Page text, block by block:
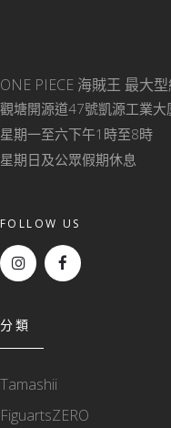
ONE PIECE 海賊王 最大
觀塘開源道47號凱源工業大
星期一至六下午1時至8時
星期日及公眾假期休息
FOLLOW US
分類
Tamashii
FiguartsZERO